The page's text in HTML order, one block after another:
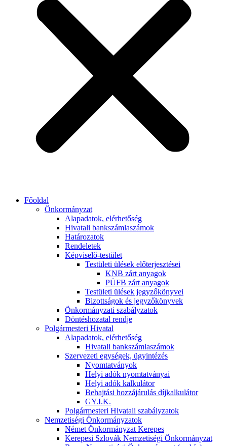
Főoldal
Önkormányzat
Alapadatok, elérhetőség
Hivatali bankszámlaszámok
Határozatok
Rendeletek
Képviselő-testület
Testületi ülések előterjesztései
KNB zárt anyagok
PÜFB zárt anyagok
Testületi ülések jegyzőkönyvei
Bizottságok és jegyzőkönyvek
Önkormányzati szabályzatok
Döntéshozatal rendje
Polgármesteri Hivatal
Alapadatok, elérhetőség
Hivatali bankszámlaszámok
Szervezeti egységek, ügyintézés
Nyomtatványok
Helyi adók nyomtatványai
Helyi adók kalkulátor
Behajtási hozzájárulás díjkalkulátor
GY.I.K.
Polgármesteri Hivatali szabályzatok
Nemzetiségi Önkormányzatok
Német Önkormányzat Kerepes
Kerepesi Szlovák Nemzetiségi Önkormányzat